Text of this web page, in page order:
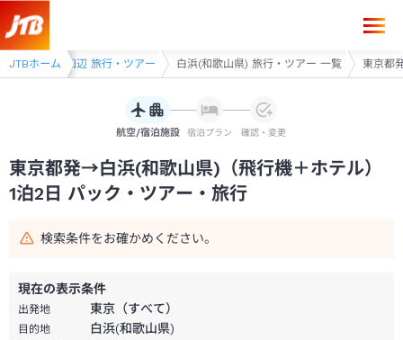
JTBホーム白浜・田辺 旅行・ツアー 白浜(和歌山県) 旅行・ツアー 一覧 東京都
航空/宿泊施設 宿泊プラン 確認・変更
東京都発→白浜(和歌山県)（飛行機＋ホテル）
1泊2日 パック・ツアー・旅行
検索条件をお確かめください。
現在の表示条件
出発地 東京（すべて）
目的地 白浜(和歌山県)